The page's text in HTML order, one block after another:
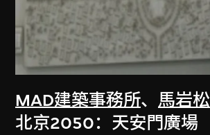
MAD建築事務所、 馬岩松
北京2050：天安門廣場